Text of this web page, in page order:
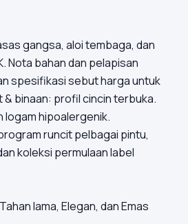
gangsa, aloi tembaga, dan
Nota bahan dan pelapisan
spesifikasi sebut harga untuk
& binaan: profil cincin terbuka.
logam hipoalergenik.
runcit pelbagai pintu,
koleksi permulaan label
lama, Elegan, dan Emas